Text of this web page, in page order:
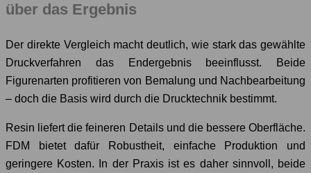
über das Ergebnis
Der direkte Vergleich macht deutlich, wie stark das gewählte
Druckverfahren das Endergebnis beeinflusst. Beide
Figurenarten profitieren von Bemalung und Nachbearbeitung
– doch die Basis wird durch die Drucktechnik bestimmt.
Resin liefert die feineren Details und die bessere Oberfläche.
FDM bietet dafür Robustheit, einfache Produktion und
geringere Kosten. In der Praxis ist es daher sinnvoll, beide